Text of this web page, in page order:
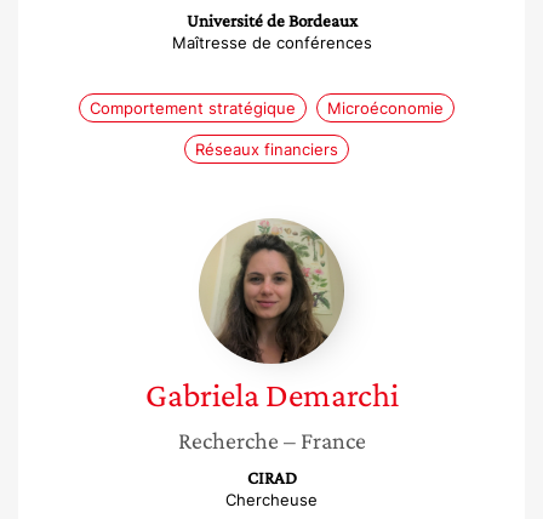
Université de Bordeaux
Maîtresse de conférences
Comportement stratégique Microéconomie
Réseaux financiers
Gabriela
Demarchi
Gabriela Demarchi
Recherche – France
CIRAD
Chercheuse